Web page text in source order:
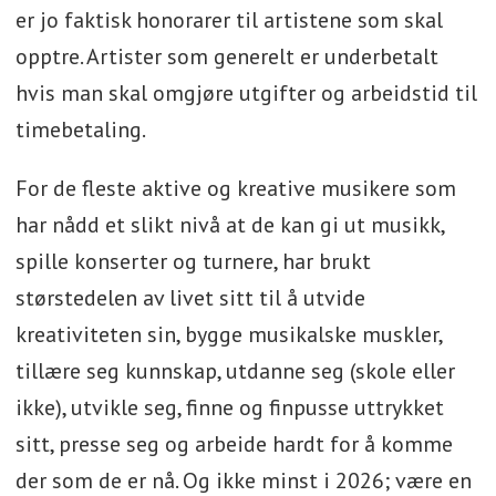
er jo faktisk honorarer til artistene som skal
opptre. Artister som generelt er underbetalt
hvis man skal omgjøre utgifter og arbeidstid til
timebetaling.
For de fleste aktive og kreative musikere som
har nådd et slikt nivå at de kan gi ut musikk,
spille konserter og turnere, har brukt
størstedelen av livet sitt til å utvide
kreativiteten sin, bygge musikalske muskler,
tillære seg kunnskap, utdanne seg (skole eller
ikke), utvikle seg, finne og finpusse uttrykket
sitt, presse seg og arbeide hardt for å komme
der som de er nå. Og ikke minst i 2026; være en